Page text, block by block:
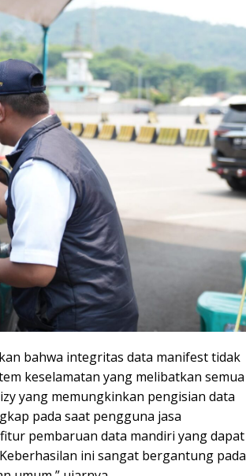
bahwa integritas data manifest tidak
keselamatan yang melibatkan semua
yang memungkinkan pengisian data
pada saat pengguna jasa
pembaruan data mandiri yang dapat
ini sangat bergantung pada